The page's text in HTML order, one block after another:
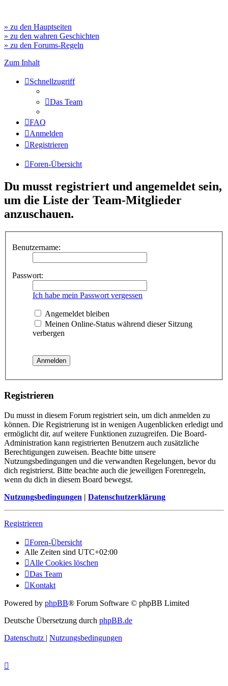
» zu den Hauptseiten
» zu den wahren Geschichten
» zu den Forums-Regeln
Zum Inhalt
Schnellzugriff
Das Team
FAQ
Anmelden
Registrieren
Foren-Übersicht
Du musst registriert und angemeldet sein,
um die Liste der Team-Mitglieder
anzuschauen.
Benutzername:
Passwort:
Ich habe mein Passwort vergessen
Angemeldet bleiben
Meinen Online-Status während dieser Sitzung
verbergen
Registrieren
Du musst in diesem Forum registriert sein, um dich anmelden zu
können. Die Registrierung ist in wenigen Augenblicken erledigt und
ermöglicht dir, auf weitere Funktionen zuzugreifen. Die Board-
Administration kann registrierten Benutzern auch zusätzliche
Berechtigungen zuweisen. Beachte bitte unsere
Nutzungsbedingungen und die verwandten Regelungen, bevor du
dich registrierst. Bitte beachte auch die jeweiligen Forenregeln,
wenn du dich in diesem Board bewegst.
Nutzungsbedingungen | Datenschutzerklärung
Registrieren
Foren-Übersicht
Alle Zeiten sind UTC+02:00
Alle Cookies löschen
Das Team
Kontakt
Powered by phpBB® Forum Software © phpBB Limited
Deutsche Übersetzung durch phpBB.de
Datenschutz | Nutzungsbedingungen